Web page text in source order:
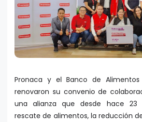
Pronaca y el Banco de
renovaron su convenio de
una alianza que desde hace 23
rescate de alimentos, la reducción